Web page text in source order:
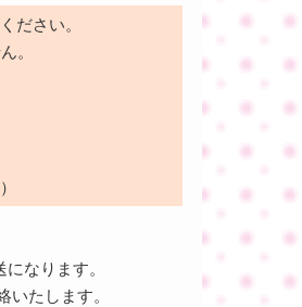
ださい。
。
なります。
たします。